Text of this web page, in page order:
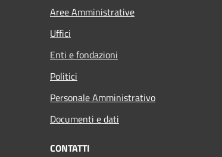
Aree Amministrative
Uffici
Enti e fondazioni
Politici
Personale Amministrativo
Documenti e dati
CONTATTI